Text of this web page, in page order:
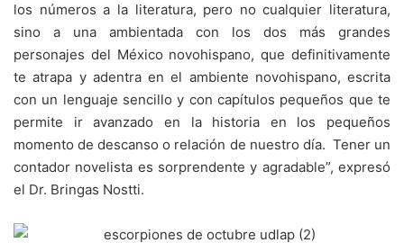
los números a la literatura, pero no cualquier literatura,
sino a una ambientada con los dos más grandes
personajes del México novohispano, que definitivamente
te atrapa y adentra en el ambiente novohispano, escrita
con un lenguaje sencillo y con capítulos pequeños que te
permite ir avanzado en la historia en los pequeños
momento de descanso o relación de nuestro día. Tener un
contador novelista es sorprendente y agradable”, expresó
el Dr. Bringas Nostti.